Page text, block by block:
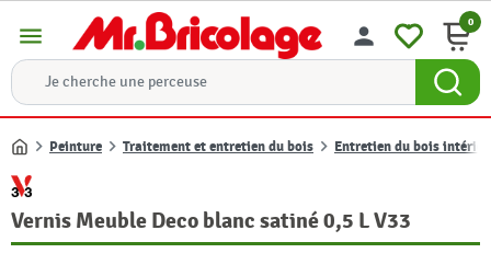
menu person 0
Accueil
Peinture Traitement et entretien du bois Entretien du bois
Vernis Meuble Deco blanc satiné 0,5 L V33